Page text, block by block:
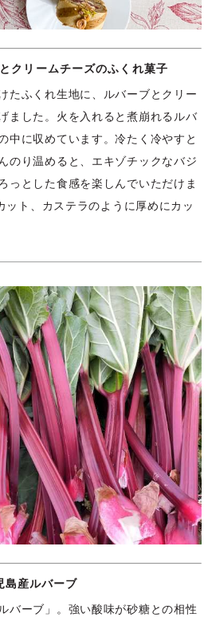
クリームチーズのふくれ菓子
たふくれ生地に、ルバーブとクリー
ました。火を入れると煮崩れるルバ
中に収めています。冷たく冷やすと
のり温めると、エキゾチックなバジ
っとした食感を楽しんでいただけま
ト、カステラのように厚めにカッ
島産ルバーブ
バーブ」。強い酸味が砂糖との相性